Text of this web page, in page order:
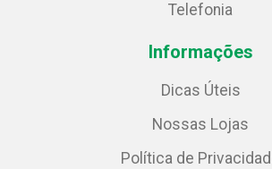
Telefonia
Informações
Dicas Úteis
Nossas Lojas
Política de